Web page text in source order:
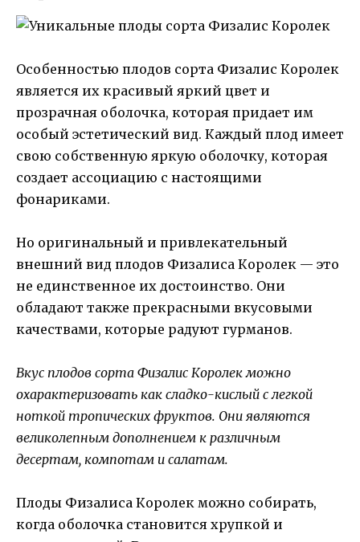
Особенностью плодов сорта Физалис Королек
является их красивый яркий цвет и
прозрачная оболочка, которая придает им
особый эстетический вид. Каждый плод имеет
свою собственную яркую оболочку, которая
создает ассоциацию с настоящими
фонариками.
Но оригинальный и привлекательный
внешний вид плодов Физалиса Королек — это
не единственное их достоинство. Они
обладают также прекрасными вкусовыми
качествами, которые радуют гурманов.
Вкус плодов сорта Физалис Королек можно
охарактеризовать как сладко-кислый с легкой
ноткой тропических фруктов. Они являются
великолепным дополнением к различным
десертам, компотам и салатам.
Плоды Физалиса Королек можно собирать,
когда оболочка становится хрупкой и